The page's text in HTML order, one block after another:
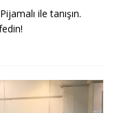
ile tanışın.